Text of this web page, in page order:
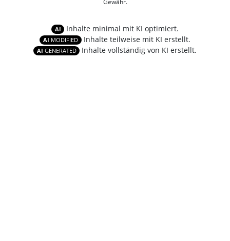
Gewähr.
AI Inhalte minimal mit KI optimiert.
AI MODIFIED Inhalte teilweise mit KI erstellt.
AI GENERATED Inhalte vollständig von KI erstellt.